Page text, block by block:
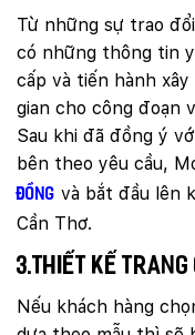
Từ những sự trao
có những thông tin
cấp và tiến hành
gian cho công đoạn
Sau khi đã đồng ý
bên theo yêu cầu,
đồng và bắt đầu lên
Cần Thơ.
3.Thiết kế trang
Nếu khách hàng
Quý